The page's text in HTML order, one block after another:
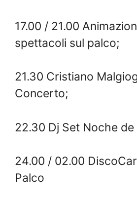
17.00 / 21.00
spettacoli sul palco;
21.30 Cristiano
Concerto;
22.30 Dj Set Noche
24.00 / 02.00
Palco